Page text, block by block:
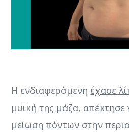
Η ενδιαφερόμενη έχασε
μυϊκή της μάζα,
μείωση πόντων στην